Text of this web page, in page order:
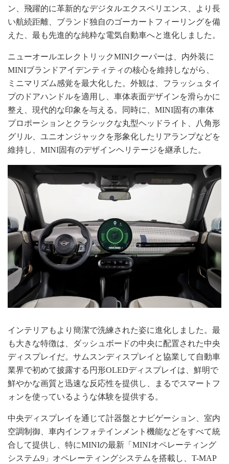
ン、飛躍的に革新的なデジタルエクスペリエンス、より長
い航続距離、ブランド独自のゴーカートフィーリングを備
えた、最も先進的な純粋な電気自動車へと進化しました。
ニューオールエレクトリックMINIクーパーは、内外装に
MINIブランドアイデンティティの核心を維持しながら、
ミニマリズム感覚を最大化した。外観は、フラッシュタイ
プのドアハンドルを適用し、車体表面デザインを滑らかに
整え、現代的な印象を与える。同時に、MINI固有の車体
プロポーションとクラシックな丸型ヘッドライト、八角形
グリル、ユニオンジャックを形象化したリアランプなどを
維持し、MINI固有のデザインヘリテージを継承した。
インテリアもより簡潔で洗練された姿に進化しました。最
も大きな特徴は、ダッシュボードの中央に配置された中央
ディスプレイだ。サムスンディスプレイと協業して自動車
業界で初めて披露する円形OLEDディスプレイは、鮮明で
鮮やかな画質と迅速な反応性を提供し、まるでスマートフ
ォンを使っているような体験を提供する。
中央ディスプレイを通じて計器盤とナビゲーション、室内
空調制御、車内インフォテインメント機能などをすべて統
合して提供し、特にMINIの最新「MINIオペレーティング
システム9」オペレーティングシステムを搭載し、T-MAP